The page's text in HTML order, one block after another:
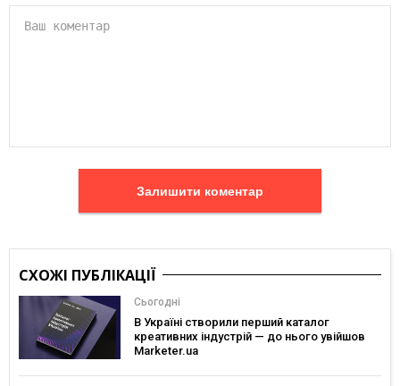
Залишити коментар
СХОЖІ ПУБЛІКАЦІЇ
Сьогодні
В Україні створили перший каталог
креативних індустрій — до нього увійшов
Marketer.ua